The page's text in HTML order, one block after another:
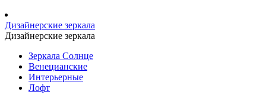
Дизайнерские зеркала
Дизайнерские зеркала
Зеркала Солнце
Венецианские
Интерьерные
Лофт